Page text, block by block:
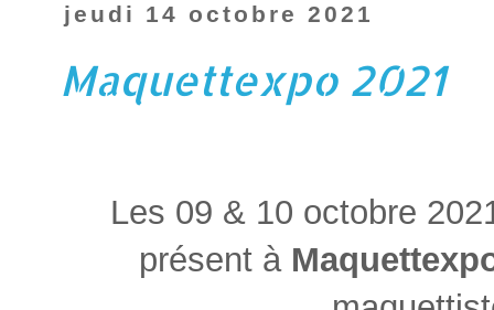
jeudi 14 octobre 2021
Maquettexpo 2021
Les 09 & 10 octobre
présent à